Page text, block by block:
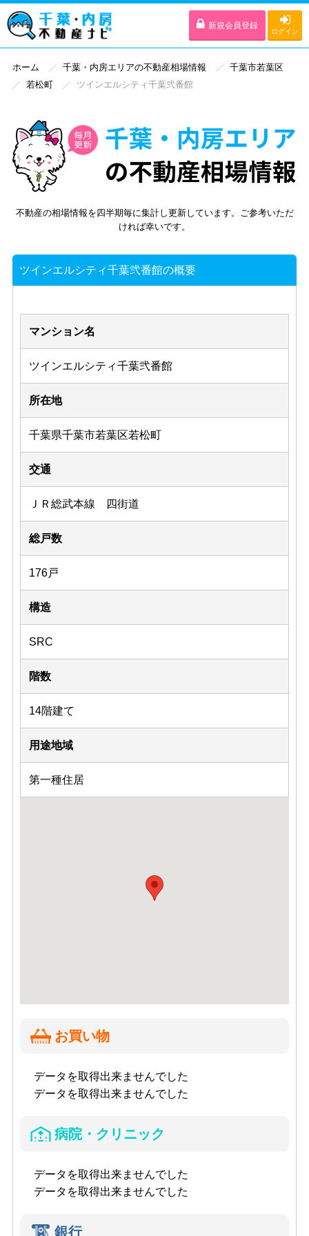
新規会員登録
ログイン
ホーム 千葉・内房エリアの不動産相場情報
千葉市若葉区
若松町
ツインエルシティ千葉弐番館
不動産の相場情報を四半期毎に集計し更新しています。ご参考いただ
ければ幸いです。
ツインエルシティ千葉弐番館の概要
マンション名
ツインエルシティ千葉弐番館
所在地
千葉県千葉市若葉区若松町
交通
ＪＲ総武本線 四街道
総戸数
176戸
構造
SRC
階数
14階建て
用途地域
第一種住居
お買い物
データを取得出来ませんでした
データを取得出来ませんでした
病院・クリニック
データを取得出来ませんでした
データを取得出来ませんでした
銀行